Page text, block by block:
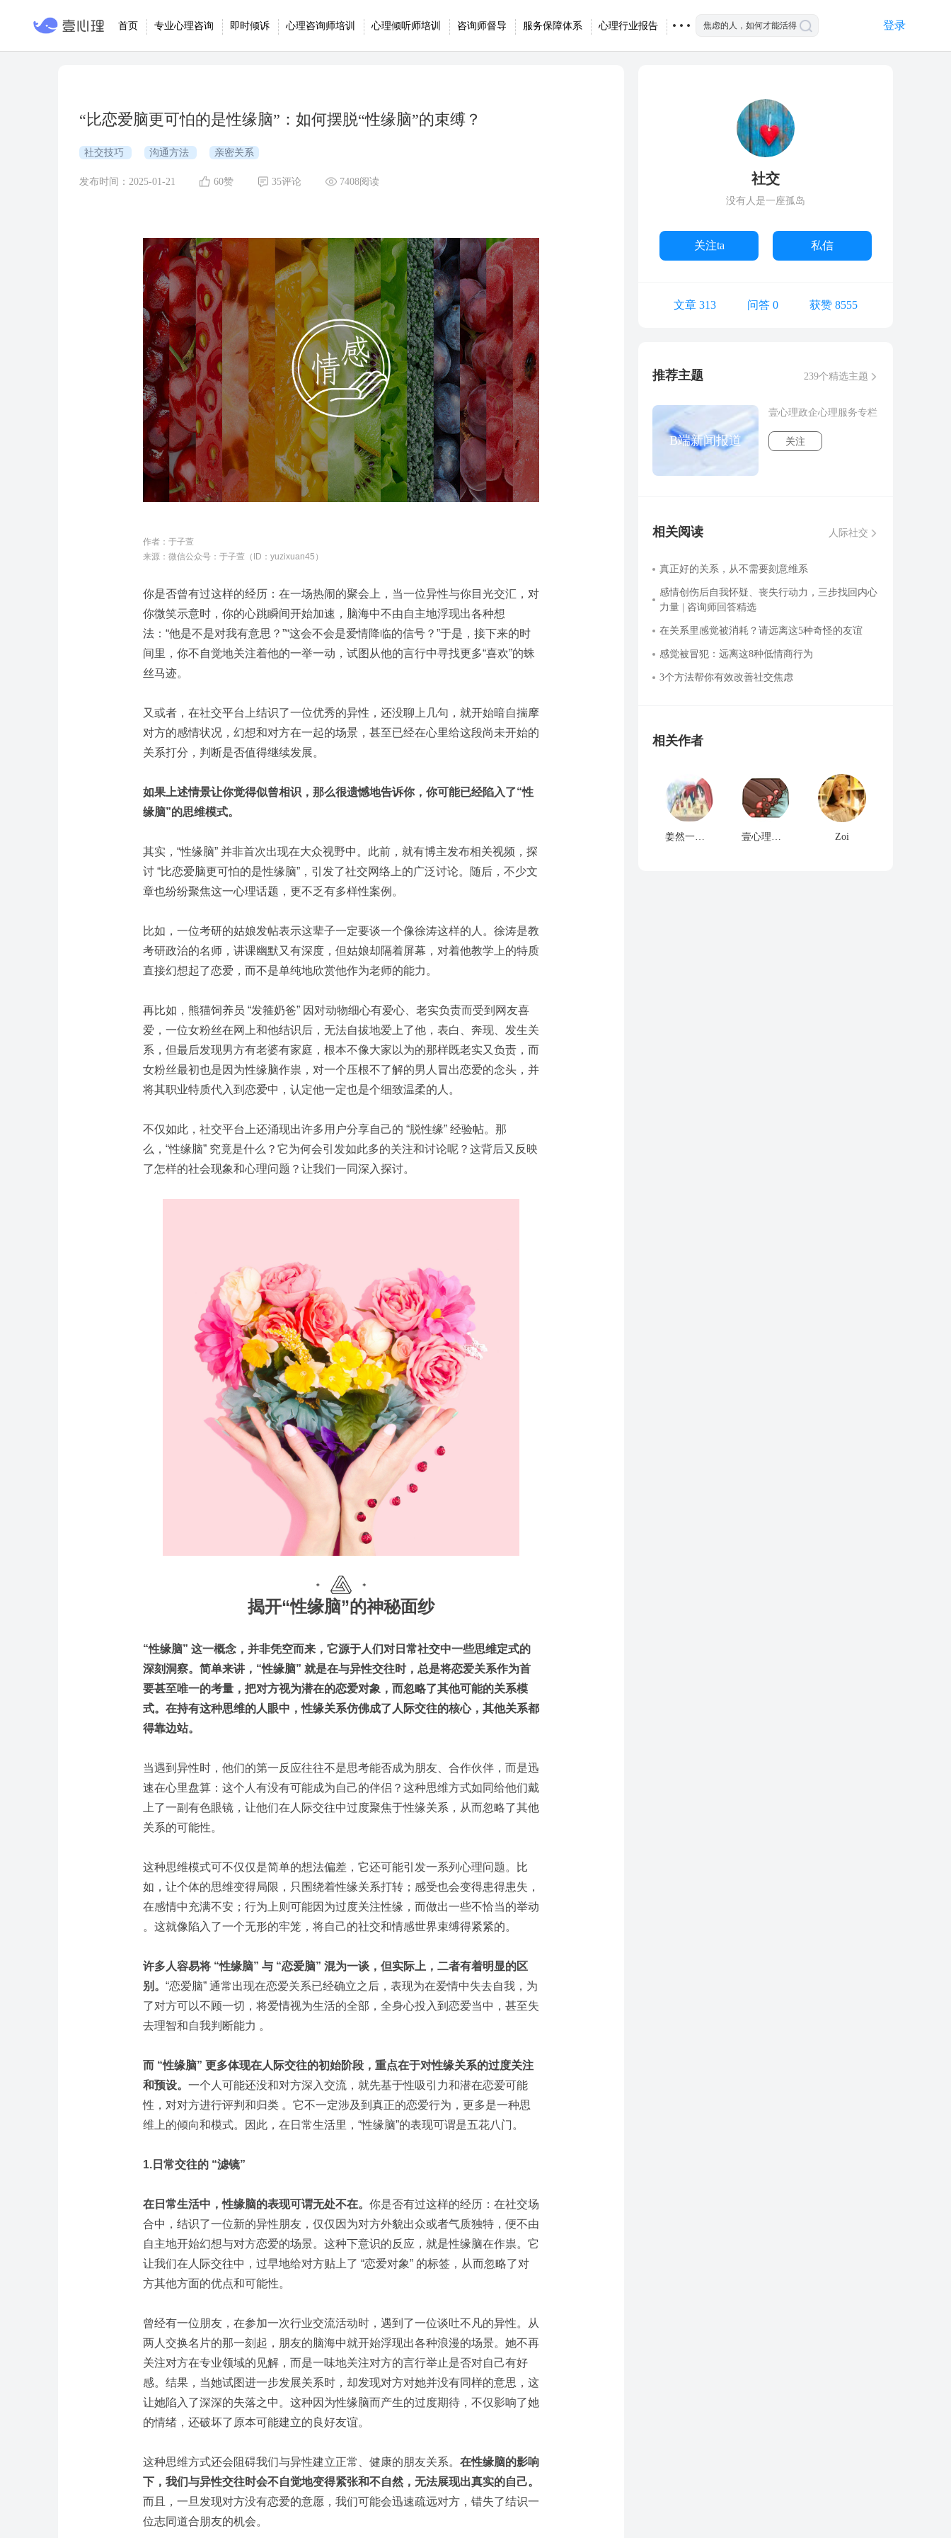
首页 专业心理咨询 即时倾诉 心理咨询师培训 心理倾听师培训 咨询师督导 服务保障体系 心理行业报告 登录
“比恋爱脑更可怕的是性缘脑”：如何摆脱“性缘脑”的束缚？
社交技巧 沟通方法 亲密关系
发布时间：2025-01-21 60赞 35评论 7408阅读
作者： 于子萱
来源：微信公众号： 于子萱（ID：yuzixuan45）
你是否曾有过这样的经历：在一场热闹的聚会上，当一位异性与你目光交汇，对
你微笑示意时，你的心跳瞬间开始加速，脑海中不由自主地浮现出各种想
法：“他是不是对我有意思？”“这会不会是爱情降临的信号？”于是，接下来的时
间里，你不自觉地关注着他的一举一动，试图从他的言行中寻找更多“喜欢”的蛛
丝马迹。
又或者，在社交平台上结识了一位优秀的异性，还没聊上几句，就开始暗自揣摩
对方的感情状况，幻想和对方在一起的场景，甚至已经在心里给这段尚未开始的
关系打分，判断是否值得继续发展。
如果上述情景让你觉得似曾相识，那么很遗憾地告诉你，你可能已经陷入了“性
缘脑”的思维模式。
其实，“性缘脑” 并非首次出现在大众视野中。此前，就有博主发布相关视频，探
讨 “比恋爱脑更可怕的是性缘脑”，引发了社交网络上的广泛讨论。随后，不少文
章也纷纷聚焦这一心理话题，更不乏有多样性案例。
比如，一位考研的姑娘发帖表示这辈子一定要谈一个像徐涛这样的人。徐涛是教
考研政治的名师，讲课幽默又有深度，但姑娘却隔着屏幕，对着他教学上的特质
直接幻想起了恋爱，而不是单纯地欣赏他作为老师的能力。
再比如，熊猫饲养员 “发箍奶爸” 因对动物细心有爱心、老实负责而受到网友喜
爱，一位女粉丝在网上和他结识后，无法自拔地爱上了他，表白、奔现、发生关
系，但最后发现男方有老婆有家庭，根本不像大家以为的那样既老实又负责，而
女粉丝最初也是因为性缘脑作祟，对一个压根不了解的男人冒出恋爱的念头，并
将其职业特质代入到恋爱中，认定他一定也是个细致温柔的人。
不仅如此，社交平台上还涌现出许多用户分享自己的 “脱性缘” 经验帖。那
么，“性缘脑” 究竟是什么？它为何会引发如此多的关注和讨论呢？这背后又反映
了怎样的社会现象和心理问题？让我们一同深入探讨。
揭开“性缘脑”的神秘面纱
“性缘脑” 这一概念，并非凭空而来，它源于人们对日常社交中一些思维定式的
深刻洞察。简单来讲，“性缘脑” 就是在与异性交往时，总是将恋爱关系作为首
要甚至唯一的考量，把对方视为潜在的恋爱对象，而忽略了其他可能的关系模
式。在持有这种思维的人眼中，性缘关系仿佛成了人际交往的核心，其他关系都
得靠边站。
当遇到异性时，他们的第一反应往往不是思考能否成为朋友、合作伙伴，而是迅
速在心里盘算：这个人有没有可能成为自己的伴侣？这种思维方式如同给他们戴
上了一副有色眼镜，让他们在人际交往中过度聚焦于性缘关系，从而忽略了其他
关系的可能性。
这种思维模式可不仅仅是简单的想法偏差，它还可能引发一系列心理问题。比
如，让个体的思维变得局限，只围绕着性缘关系打转；感受也会变得患得患失，
在感情中充满不安；行为上则可能因为过度关注性缘，而做出一些不恰当的举动
。这就像陷入了一个无形的牢笼，将自己的社交和情感世界束缚得紧紧的。
许多人容易将 “性缘脑” 与 “恋爱脑” 混为一谈，但实际上，二者有着明显的区
别。 “恋爱脑” 通常出现在恋爱关系已经确立之后，表现为在爱情中失去自我，为
了对方可以不顾一切，将爱情视为生活的全部，全身心投入到恋爱当中，甚至失
去理智和自我判断能力 。
而 “性缘脑” 更多体现在人际交往的初始阶段，重点在于对性缘关系的过度关注
和预设。 一个人可能还没和对方深入交流，就先基于性吸引力和潜在恋爱可能
性，对对方进行评判和归类 。它不一定涉及到真正的恋爱行为，更多是一种思
维上的倾向和模式。因此，在日常生活里，“性缘脑”的表现可谓是五花八门。
1. 日常交往的 “滤镜”
在日常生活中，性缘脑的表现可谓无处不在。 你是否有过这样的经历：在社交场
合中，结识了一位新的异性朋友，仅仅因为对方外貌出众或者气质独特，便不由
自主地开始幻想与对方恋爱的场景。这种下意识的反应，就是性缘脑在作祟。它
让我们在人际交往中，过早地给对方贴上了 “恋爱对象” 的标签，从而忽略了对
方其他方面的优点和可能性。
曾经有一位朋友，在参加一次行业交流活动时，遇到了一位谈吐不凡的异性。从
两人交换名片的那一刻起，朋友的脑海中就开始浮现出各种浪漫的场景。她不再
关注对方在专业领域的见解，而是一味地关注对方的言行举止是否对自己有好
感。结果，当她试图进一步发展关系时，却发现对方对她并没有同样的意思，这
让她陷入了深深的失落之中。这种因为性缘脑而产生的过度期待，不仅影响了她
的情绪，还破坏了原本可能建立的良好友谊。
这种思维方式还会阻碍我们与异性建立正常、健康的朋友关系。 在性缘脑的影响
下，我们与异性交往时会不自觉地变得紧张和不自然，无法展现出真实的自己。
而且，一旦发现对方没有恋爱的意愿，我们可能会迅速疏远对方，错失了结识一
位志同道合朋友的机会。
社交
没有人是一座孤岛
关注ta 私信
文章 313 问答 0 获赞 8555
推荐主题 239个精选主题
B端新闻报道
壹心理政企心理服务专栏
关注
相关阅读 人际社交
真正好的关系，从不需要刻意维系
感情创伤后自我怀疑、丧失行动力，三步找回内心
力量 | 咨询师回答精选
在关系里感觉被消耗？请远离这5种奇怪的友谊
感觉被冒犯：远离这8种低情商行为
3个方法帮你有效改善社交焦虑
相关作者
姜然一百度认证心理咨询师 壹心理翻译小分队 Zoi